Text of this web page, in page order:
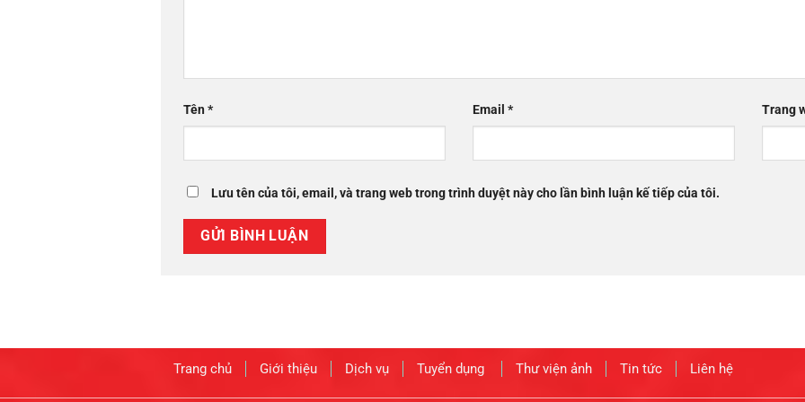
Tên* Email * Trang
Lưu tên của tôi, email, và trang web trong trình duyệt này cho lần bình luận kế tiếp của tôi.
Trang chủ Giới thiệu Dịch vụ Tuyển dụng Thư viện ảnh Tin tức Liên hệ